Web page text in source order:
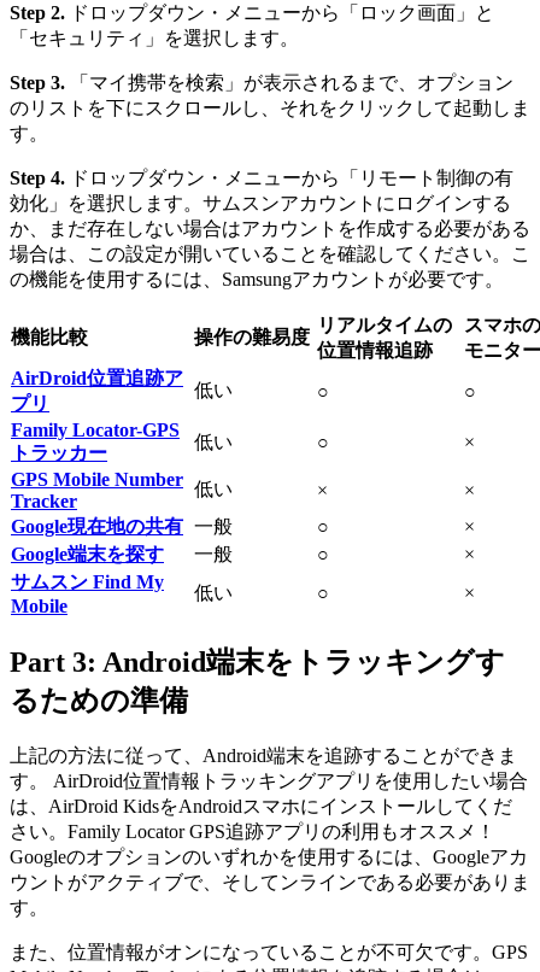
Step 2. ドロップダウン・メニューから「ロック画面」と
「セキュリティ」を選択します。
Step 3. 「マイ携帯を検索」が表示されるまで、オプション
のリストを下にスクロールし、それをクリックして起動しま
す。
Step 4. ドロップダウン・メニューから「リモート制御の有
効化」を選択します。サムスンアカウントにログインする
か、まだ存在しない場合はアカウントを作成する必要がある
場合は、この設定が開いていることを確認してください。こ
の機能を使用するには、Samsungアカウントが必要です。
機能比較 操作の難易度
リアルタイムの
位置情報追跡
スマホ
モニター
AirDroid位置追跡ア
プリ
低い ○
○
Family Locator-GPS
トラッカー
低い ○
×
GPS Mobile Number
Tracker
低い ×
×
Google現在地の共有 一般 ○
×
Google端末を探す
一般 ○
×
サムスン Find My
Mobile
低い ○ ×
Part 3: Android端末をトラッキングす
るための準備
上記の方法に従って、Android端末を追跡することができま
す。 AirDroid位置情報トラッキングアプリを使用したい場合
は、AirDroid KidsをAndroidスマホにインストールしてくだ
さい。Family Locator GPS追跡アプリの利用もオススメ！
Googleのオプションのいずれかを使用するには、Googleアカ
ウントがアクティブで、そしてンラインである必要がありま
す。
また、位置情報がオンになっていることが不可欠です。GPS